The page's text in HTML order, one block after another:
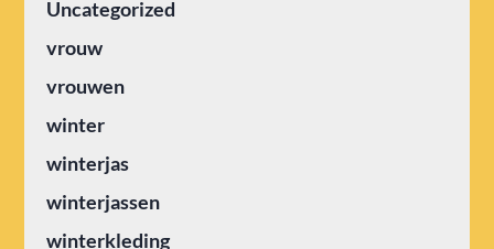
Uncategorized
vrouw
vrouwen
winter
winterjas
winterjassen
winterkleding